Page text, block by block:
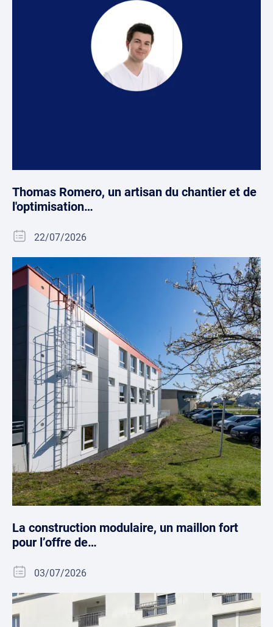
Thomas Romero, un artisan du chantier et de
l'optimisation…
22/07/2026
La construction modulaire, un maillon fort
pour l’offre de…
03/07/2026